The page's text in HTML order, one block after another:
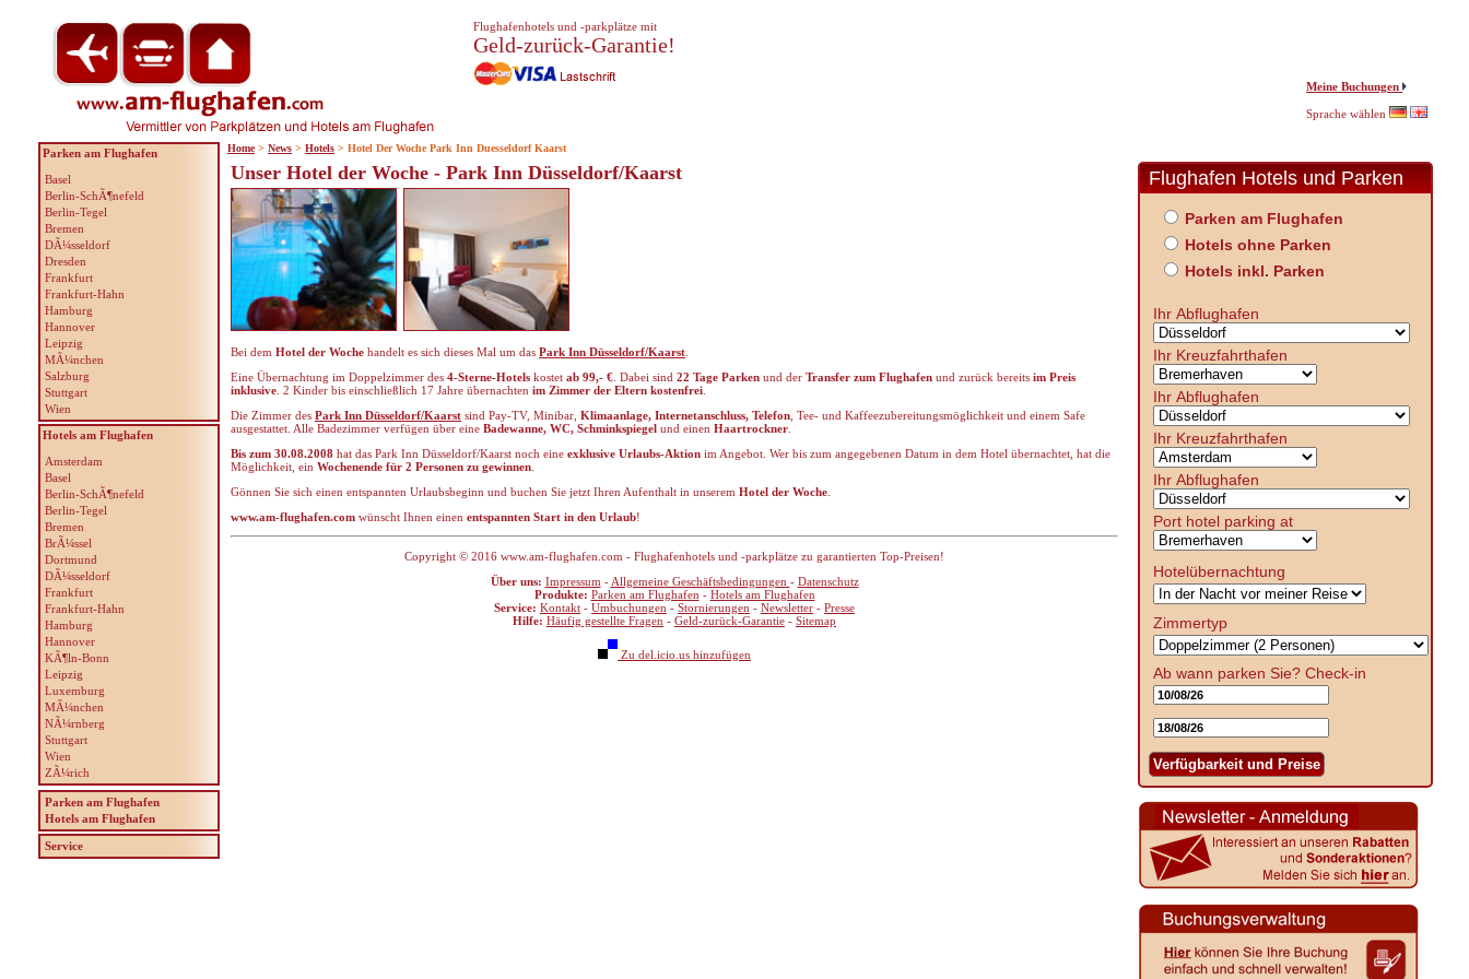
Unser Hotel der Woche - Park Inn Düsseldorf/Kaarst
Bei dem Hotel der Woche handelt es sich dieses Mal um das Park Inn Düsseldorf/Kaarst
Eine Übernachtung im Doppelzimmer des 4-Sterne-Hotels kostet ab 99,- € . Dabei sind 22 Tage Parken und der Transfer zum Flughafen und zurück bereits im Preis
inklusive . 2 Kinder bis einschließlich 17 Jahre übernachten im Zimmer der Eltern kostenfrei
Die Zimmer des Park Inn Düsseldorf/Kaarst sind Pay-TV, Minibar, Klimaanlage, Internetanschluss, Telefon , Tee- und Kaffeezubereitungsmöglichkeit und einem Safe
ausgestattet. Alle Badezimmer verfügen über eine Badewanne, WC, Schminkspiegel und einen Haartrockner
Bis zum 30.08.2008 hat das Park Inn Düsseldorf/Kaarst noch eine exklusive Urlaubs-Aktion im Angebot. Wer bis zum angegebenen Datum in dem Hotel übernachtet, hat die
Möglichkeit, ein Wochenende für 2 Personen zu gewinnen
Gönnen Sie sich einen entspannten Urlaubsbeginn und buchen Sie jetzt Ihren Aufenthalt in unserem Hotel der Woche
www.am-flughafen.com wünscht Ihnen einen entspannten Start in den Urlaub!
Copyright © 2016 www.am-flughafen.com - Flughafenhotels und -parkplätze zu garantierten Top-Preisen!
Über uns: Impressum - Allgemeine Geschäftsbedingungen - Datenschutz
Produkte: Parken am Flughafen - Hotels am Flughafen
Service: Kontakt - Umbuchungen - Stornierungen - Newsletter - Presse
Hilfe: Häufig gestellte Fragen - Geld-zurück-Garantie - Sitemap
Zu del.icio.us hinzufügen
Meine Buchungen
Sprache wählen
Parken am Flughafen
Basel
Berlin-SchÃ¶nefeld
Berlin-Tegel
Bremen
DÃ¼sseldorf
Dresden
Frankfurt
Frankfurt-Hahn
Hamburg
Hannover
Leipzig
MÃ¼nchen
Salzburg
Stuttgart
Wien
Hotels am Flughafen
Amsterdam
Basel
Berlin-SchÃ¶nefeld
Berlin-Tegel
Bremen
BrÃ¼ssel
Dortmund
DÃ¼sseldorf
Frankfurt
Frankfurt-Hahn
Hamburg
Hannover
KÃ¶ln-Bonn
Leipzig
Luxemburg
MÃ¼nchen
NÃ¼rnberg
Stuttgart
Wien
ZÃ¼rich
Parken am Flughafen
Hotels am Flughafen
Service
Flughafen Hotels und Parken
Parken am Flughafen
Hotels ohne Parken
Hotels inkl. Parken
Ihr Abflughafen
Ihr Kreuzfahrthafen
Ihr Abflughafen
Ihr Kreuzfahrthafen
Ihr Abflughafen
Port hotel parking at
Hotelübernachtung
Zimmertyp
Ab wann parken Sie? Check-in
Verfügbarkeit und Preise
Flughafenhotels und -parkplätze mit
Geld-zurück-Garantie!
Home > News > Hotels > Hotel Der Woche Park Inn Duesseldorf Kaarst